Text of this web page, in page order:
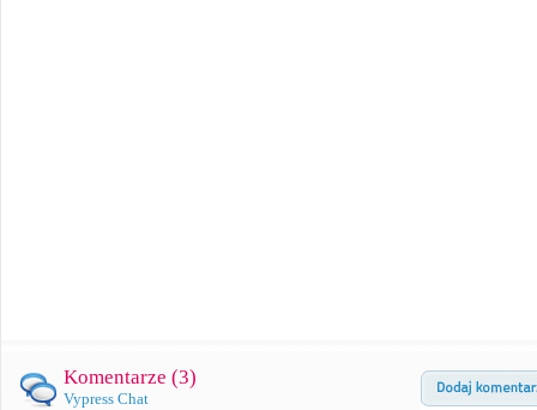
Komentarze (3)
Vypress Chat